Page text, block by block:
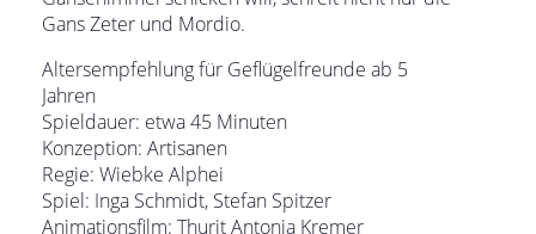
Gans Zeter und Mordio.
Altersempfehlung für Geflügelfreunde ab 5
Jahren
Spieldauer: etwa 45 Minuten
Konzeption: Artisanen
Regie: Wiebke Alphei
Spiel: Inga Schmidt, Stefan Spitzer
Animationsfilm: Thurit Antonia Kremer